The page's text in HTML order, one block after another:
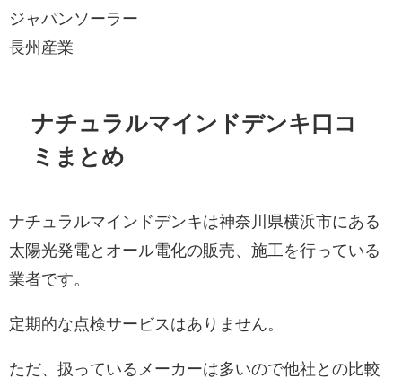
ジャパンソーラー
長州産業
ナチュラルマインドデンキ口コ
ミまとめ
ナチュラルマインドデンキは神奈川県横浜市にある
太陽光発電とオール電化の販売、施工を行っている
業者です。
定期的な点検サービスはありません。
ただ、扱っているメーカーは多いので他社との比較